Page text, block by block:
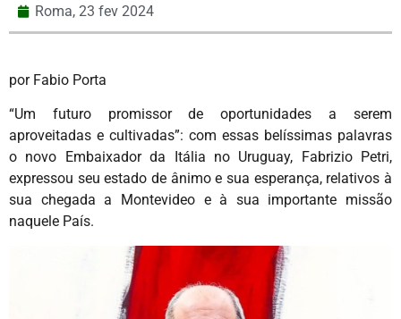
Roma, 23 fev 2024
por Fabio Porta
“Um futuro promissor de oportunidades a serem
aproveitadas e cultivadas”: com essas belíssimas palavras
o novo Embaixador da Itália no Uruguay, Fabrizio Petri,
expressou seu estado de ânimo e sua esperança, relativos à
sua chegada a Montevideo e à sua importante missão
naquele País.